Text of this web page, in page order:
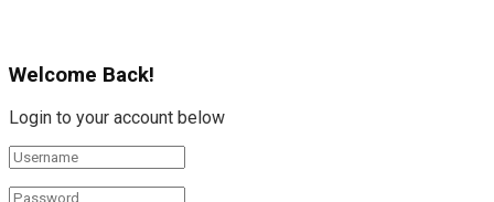
Welcome Back!
Login to your account below